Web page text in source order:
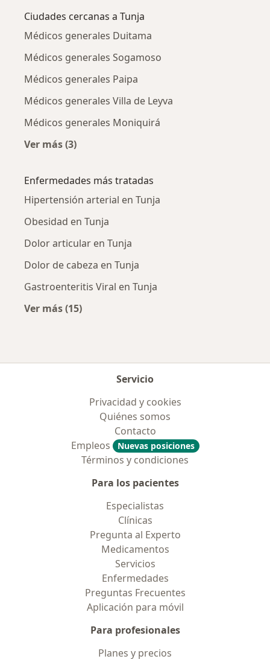
Ciudades cercanas a Tunja
Médicos generales Duitama
Médicos generales Sogamoso
Médicos generales Paipa
Médicos generales Villa de Leyva
Médicos generales Moniquirá
Ver más (3)
Enfermedades más tratadas
Hipertensión arterial en Tunja
Obesidad en Tunja
Dolor articular en Tunja
Dolor de cabeza en Tunja
Gastroenteritis Viral en Tunja
Ver más (15)
Servicio
Privacidad y cookies
Quiénes somos
Contacto
Empleos
Nuevas posiciones
Términos y condiciones
Para los pacientes
Especialistas
Clínicas
Pregunta al Experto
Medicamentos
Servicios
Enfermedades
Preguntas Frecuentes
Aplicación para móvil
Para profesionales
Planes y precios